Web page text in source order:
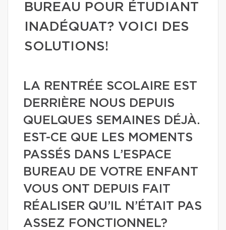
BUREAU POUR ÉTUDIANT
INADÉQUAT? VOICI DES
SOLUTIONS!
LA RENTRÉE SCOLAIRE EST
DERRIÈRE NOUS DEPUIS
QUELQUES SEMAINES DÉJÀ.
EST-CE QUE LES MOMENTS
PASSÉS DANS L’ESPACE
BUREAU DE VOTRE ENFANT
VOUS ONT DEPUIS FAIT
RÉALISER QU’IL N’ÉTAIT PAS
ASSEZ FONCTIONNEL?